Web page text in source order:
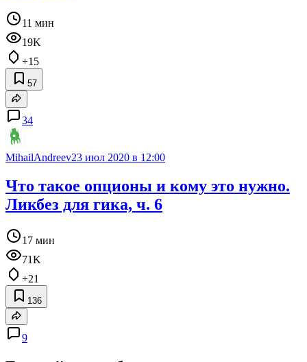
11 мин
19K
+15
57
34
MihailAndreev23 июл 2020 в 12:00
Что такое опционы и кому это нужно.
Ликбез для гика, ч. 6
17 мин
71K
+21
136
9